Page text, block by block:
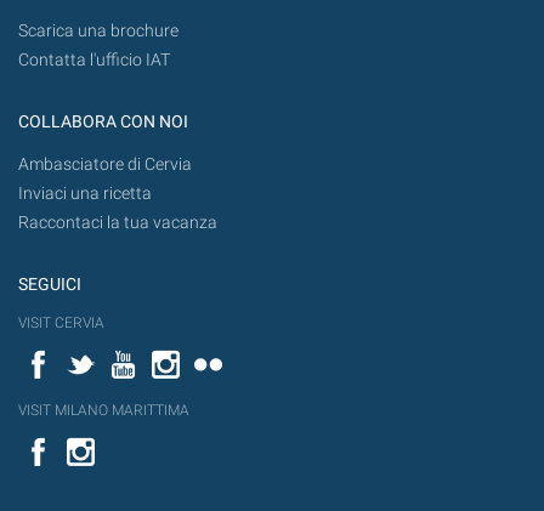
Scarica una brochure
Contatta l'ufficio IAT
COLLABORA CON NOI
Ambasciatore di Cervia
Inviaci una ricetta
Raccontaci la tua vacanza
SEGUICI
VISIT CERVIA
FacebookTwitterYouTubeInstagram
VISIT MILANO MARITTIMA
Facebook